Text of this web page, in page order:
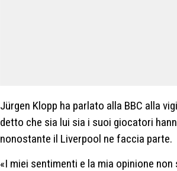
Jürgen Klopp ha parlato alla BBC alla
detto che sia lui sia i suoi giocatori
nonostante il Liverpool ne faccia parte.
«I miei sentimenti e la mia opinione